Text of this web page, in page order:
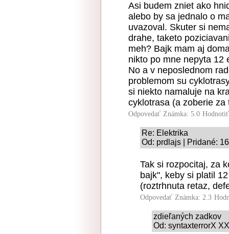
Asi budem zniet ako
alebo by sa jednalo o
uvazoval. Skuter si
drahe, taketo
meh? Bajk mam aj
nikto po mne nepyta 12
No a v neposlednom
problemom su
si niekto namaluje na
cyklotrasa (a zoberie
Odpovedať Známka: 5.0
Re: Elektrika
Od: prdlajs | Pridané:
Tak si rozpocitaj, za
bajk", keby si platil
(roztrhnuta retaz,
Odpovedať Známka: 2.3
zdieľaných zadkov
Od: syntaxterrorX